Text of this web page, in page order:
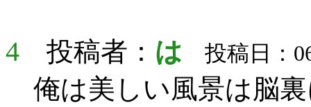
4 投稿者： は 投稿日：
俺は美しい風景は脳